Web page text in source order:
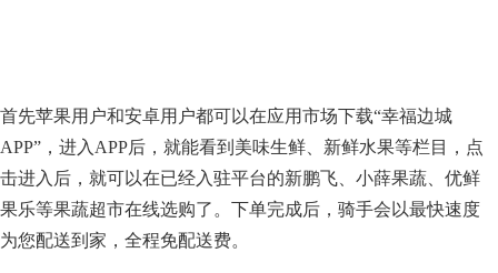
首先苹果用户和安卓用户都可以在应用市场下载“幸福边城
APP”，进入APP后，就能看到美味生鲜、新鲜水果等栏目，点
击进入后，就可以在已经入驻平台的新鹏飞、小薛果蔬、优鲜
果乐等果蔬超市在线选购了。下单完成后，骑手会以最快速度
为您配送到家，全程免配送费。